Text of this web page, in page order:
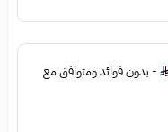
- بدون فوائد ومتوافق مع